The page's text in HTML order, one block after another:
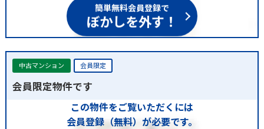
簡単無料会員登録で
ぼかしを外す！
中古マンション 会員限定
会員限定物件です
この物件をご覧いただくには
会員登録（無料）が必要です。